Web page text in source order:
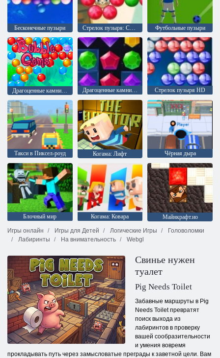
Бесконечные пузыри Стрелок пузыря: Сага 2 Футбольные пузыри
Драгоценные камни: Пузыри Драгоценные камни: Взрыв Стрелок пузыря HD
Такси в Пиксел-роуд Когама: Лифт Чёрная дыра
Блочный мир Когама: Ковара
Майнкрафт.ио
Игры онлайн
Игры для Детей Логические Игры
Головоломки
Лабиринты
На внимательность Webgl
Свинье нужен
туалет
Pig Needs Toilet
Забавные маршруты в Pig
Needs Toilet превратят
поиск выхода из
лабиринтов в проверку
вашей сообразительности
и умения вовремя
прокладывать путь через замысловатые преграды к заветной цели. Вам